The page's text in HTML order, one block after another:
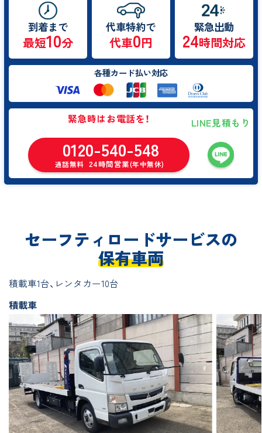
到着まで
最短10分
代車特約で
代車0円
緊急出動
24時間対応
各種カード払い対応
緊急時はお電話を！
0120-540-548
通話無料 24時間営業(年中無休)
LINE見積もり
セーフティロードサービスの
保有車両
積載車1台、レンタカー10台
積載車